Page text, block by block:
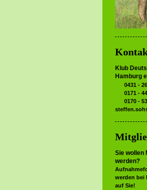
Klub
Hamburg
0431 -
0171 - 44
0170 - 53
Sie wollen
werden?
werden bei
auf Sie!